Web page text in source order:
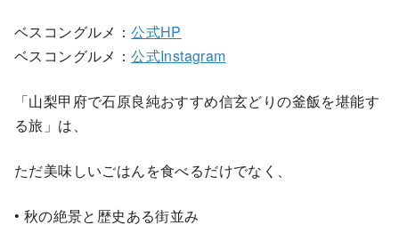
ベスコングルメ：公式HP
ベスコングルメ：公式Instagram
「山梨甲府で石原良純おすすめ信玄どりの釜飯を堪能す
る旅」は、
ただ美味しいごはんを食べるだけでなく、
• 秋の絶景と歴史ある街並み